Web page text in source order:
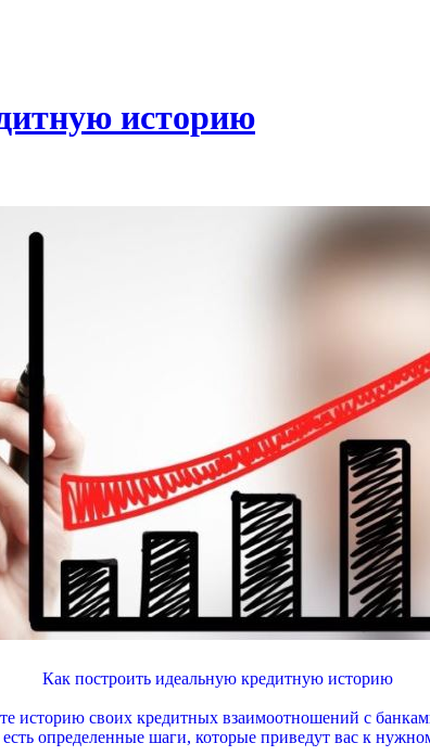
историю
Как построить идеальную кредитную историю
историю своих кредитных взаимоотношений с
определенные шаги, которые приведут вас к